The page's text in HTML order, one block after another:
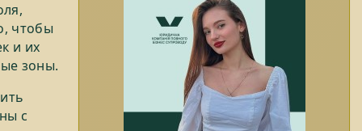
чтобы
и их
зоны.
с